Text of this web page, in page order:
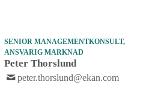
SENIOR MANAGEMENTKONSULT,
ANSVARIG MARKNAD
Peter Thorslund
peter.thorslund@ekan.com